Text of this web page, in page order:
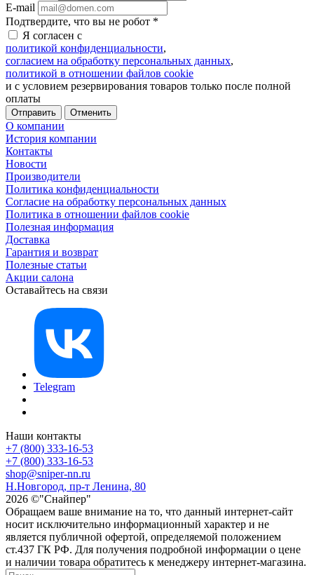
E-mail
Подтвердите, что вы не робот *
Я согласен с
политикой конфиденциальности,
согласием на обработку персональных данных,
политикой в отношении файлов cookie
и с условием резервирования товаров только после полной
оплаты
Отменить
О компании
История компании
Контакты
Новости
Производители
Политика конфиденциальности
Согласие на обработку персональных данных
Политика в отношении файлов cookie
Полезная информация
Доставка
Гарантия и возврат
Полезные статьи
Акции салона
Оставайтесь на связи
Telegram
Наши контакты
+7 (800) 333-16-53
+7 (800) 333-16-53
shop@sniper-nn.ru
Н.Новгород, пр-т Ленина, 80
2026 ©"Снайпер"
Обращаем ваше внимание на то, что данный интернет-сайт
носит исключительно информационный характер и не
является публичной офертой, определяемой положением
ст.437 ГК РФ. Для получения подробной информации о цене
и наличии товара обратитесь к менеджеру интернет-магазина.